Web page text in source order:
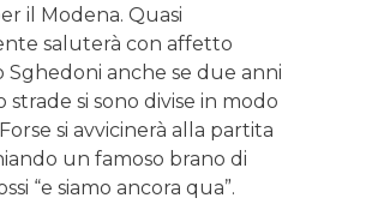
il Modena. Quasi
saluterà con affetto
Sghedoni anche se due anni
strade si sono divise in modo
si avvicinerà alla partita
un famoso brano di
“e siamo ancora qua”.